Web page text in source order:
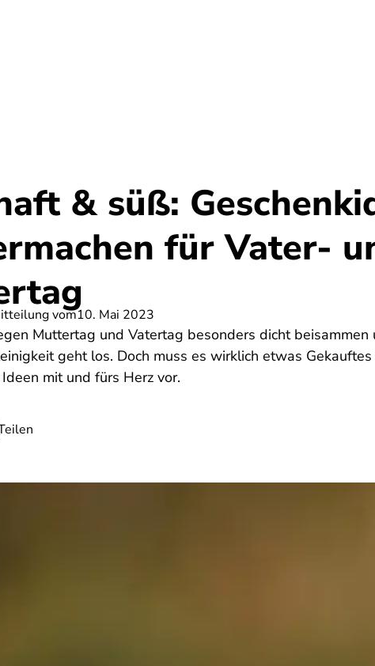
& süß:
für Vater-
vom10. Mai 2023
Muttertag und Vatertag besonders dicht beisammen
geht los. Doch muss es wirklich etwas
mit und fürs Herz vor.